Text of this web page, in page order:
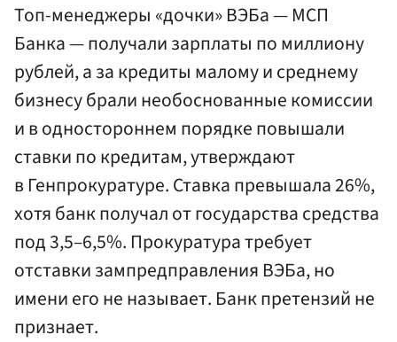
Топ-менеджеры «дочки» ВЭБа — МСП
Банка — получали зарплаты по миллиону
рублей, а за кредиты малому и среднему
бизнесу брали необоснованные комиссии
и в одностороннем порядке повышали
ставки по кредитам, утверждают
в Генпрокуратуре. Ставка превышала 26%,
хотя банк получал от государства средства
под 3,5–6,5%. Прокуратура требует
отставки зампредправления ВЭБа, но
имени его не называет. Банк претензий не
признает.